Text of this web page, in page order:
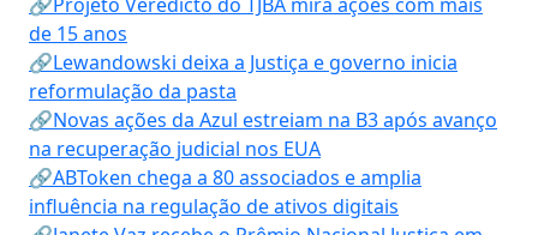
de 15 anos
🔗Lewandowski deixa a Justiça e governo inicia
reformulação da pasta
🔗Novas ações da Azul estreiam na B3 após avanço
na recuperação judicial nos EUA
🔗ABToken chega a 80 associados e amplia
influência na regulação de ativos digitais